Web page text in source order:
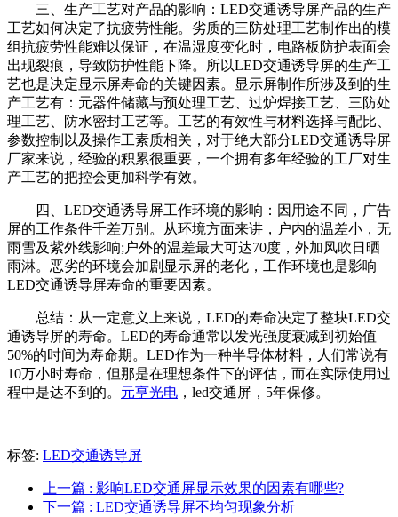
三、生产工艺对产品的影响：LED交通诱导屏产品的生产
工艺如何决定了抗疲劳性能。劣质的三防处理工艺制作出的模
组抗疲劳性能难以保证，在温湿度变化时，电路板防护表面会
出现裂痕，导致防护性能下降。所以LED交通诱导屏的生产工
艺也是决定显示屏寿命的关键因素。显示屏制作所涉及到的生
产工艺有：元器件储藏与预处理工艺、过炉焊接工艺、三防处
理工艺、防水密封工艺等。工艺的有效性与材料选择与配比、
参数控制以及操作工素质相关，对于绝大部分LED交通诱导屏
厂家来说，经验的积累很重要，一个拥有多年经验的工厂对生
产工艺的把控会更加科学有效。
四、LED交通诱导屏工作环境的影响：因用途不同，广告
屏的工作条件千差万别。从环境方面来讲，户内的温差小，无
雨雪及紫外线影响;户外的温差最大可达70度，外加风吹日晒
雨淋。恶劣的环境会加剧显示屏的老化，工作环境也是影响
LED交通诱导屏寿命的重要因素。
总结：从一定意义上来说，LED的寿命决定了整块LED交
通诱导屏的寿命。LED的寿命通常以发光强度衰减到初始值
50%的时间为寿命期。LED作为一种半导体材料，人们常说有
10万小时寿命，但那是在理想条件下的评估，而在实际使用过
程中是达不到的。 元亨光电 ，led交通屏，5年保修。
标签: LED交通诱导屏
上一篇 : 影响LED交通屏显示效果的因素有哪些?
下一篇 : LED交通诱导屏不均匀现象分析